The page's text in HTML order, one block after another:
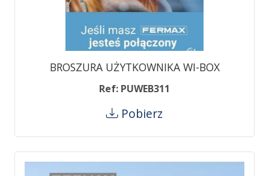
BROSZURA UŻYTKOWNIKA WI-BOX
Ref: PUWEB311
Pobierz